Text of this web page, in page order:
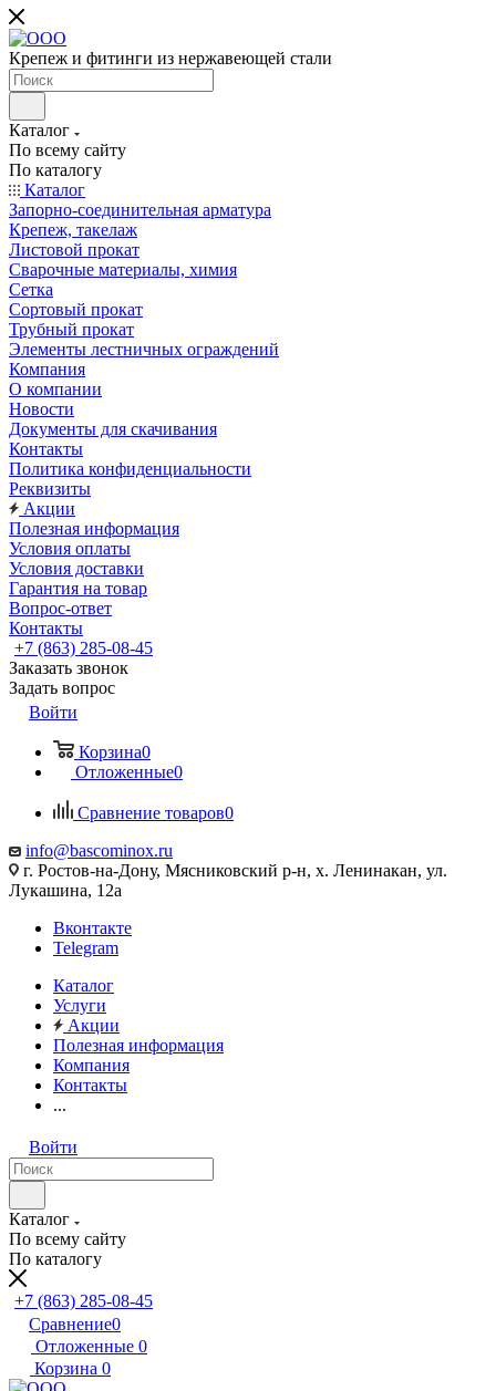
Крепеж и фитинги из нержавеющей стали
Каталог
По всему сайту
По каталогу
Каталог
Запорно-соединительная арматура
Крепеж, такелаж
Листовой прокат
Сварочные материалы, химия
Сетка
Сортовый прокат
Трубный прокат
Элементы лестничных ограждений
Компания
О компании
Новости
Документы для скачивания
Контакты
Политика конфиденциальности
Реквизиты
Акции
Полезная информация
Условия оплаты
Условия доставки
Гарантия на товар
Вопрос-ответ
Контакты
+7 (863) 285-08-45
Заказать звонок
Задать вопрос
Войти
Корзина0
Отложенные0
Сравнение товаров0
info@bascominox.ru
г. Ростов-на-Дону, Мясниковский р-н, х. Ленинакан, ул.
Лукашина, 12а
Вконтакте
Telegram
Каталог
Услуги
Акции
Полезная информация
Компания
Контакты
...
Войти
Каталог
По всему сайту
По каталогу
+7 (863) 285-08-45
Сравнение0
Отложенные 0
Корзина 0